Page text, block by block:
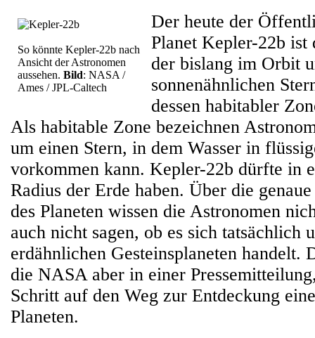
So könnte Kepler-22b nach
Ansicht der Astronomen
aussehen. Bild: NASA /
Ames / JPL-Caltech
Der heute der
Planet Kepler-22b ist
der bislang im Orbit
sonnenähnlichen
dessen habitabler
Als habitable Zone bezeichnen
um einen Stern, in dem Wasser in
vorkommen kann. Kepler-22b dürfte in
Radius der Erde haben. Über die
des Planeten wissen die Astronomen
auch nicht sagen, ob es sich tatsächlich
erdähnlichen Gesteinsplaneten handelt.
die NASA aber in einer
Schritt auf den Weg zur Entdeckung
Planeten.